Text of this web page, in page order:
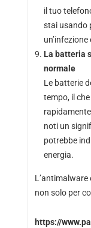
il tuo
stai usando
La batteria
normale
Le batterie
tempo, il
noti un
potrebbe
energia.
non solo per
https://